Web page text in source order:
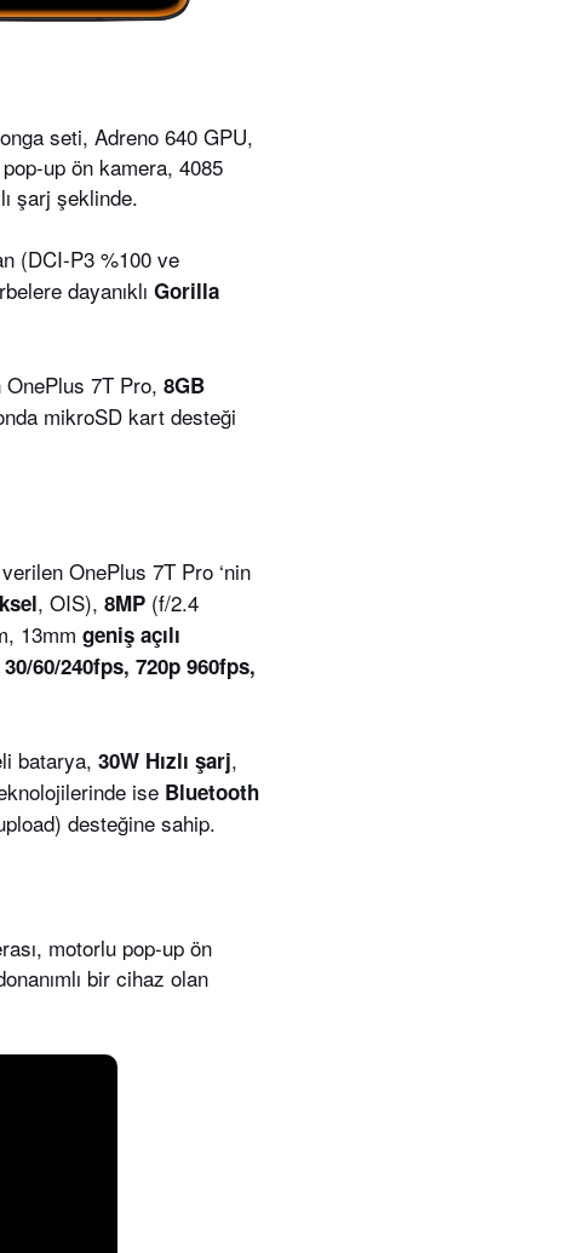
seti, Adreno 640 GPU,
up ön kamera, 4085
şarj şeklinde.
(DCI-P3 %100 ve
dayanıklı Gorilla
7T Pro, 8GB
mikroSD kart desteği
OnePlus 7T Pro ‘nin
, OIS), 8MP (f/2.4
13mm geniş açılı
60/240fps, 720p 960fps,
batarya, 30W Hızlı şarj,
ise Bluetooth
desteğine sahip.
motorlu pop-up ön
bir cihaz olan